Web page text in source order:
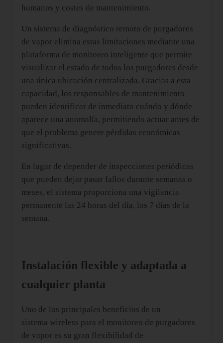
humanos y costes de mantenimiento.
Un sistema de diagnóstico remoto de purgadores
de vapor elimina estas limitaciones mediante una
plataforma de monitoreo inteligente que permite
visualizar el estado de todos los purgadores desde
una única ubicación centralizada. Gracias a esta
capacidad, los responsables de mantenimiento
pueden identificar de inmediato cuándo y dónde
aparece una anomalía, permitiendo actuar antes de
que el problema genere pérdidas económicas
significativas.
En lugar de depender de inspecciones periódicas
que pueden dejar pasar fallos durante semanas o
meses, el sistema proporciona una vigilancia
permanente las 24 horas del día, los 7 días de la
semana.
Instalación flexible y adaptada a
cualquier planta
Uno de los principales beneficios de un
sistema wireless para el monitoreo de purgadores
de vapor es su gran flexibilidad de